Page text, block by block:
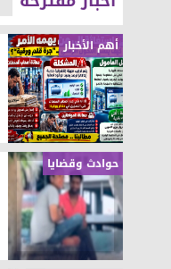
أهم الأخبار
حوادث وقضايا